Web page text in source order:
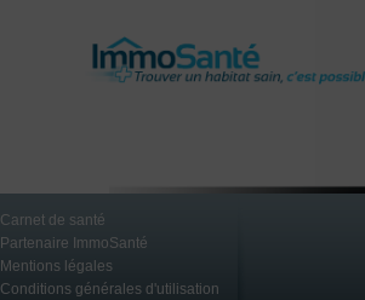
Carnet de santé
Partenaire ImmoSanté
Mentions légales
Conditions générales d'utilisation